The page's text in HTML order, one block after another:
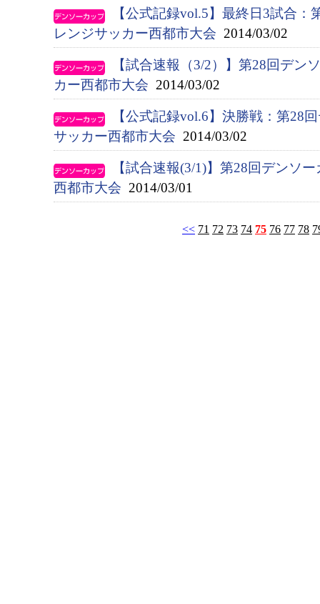
【公式記録vol.5】最終日3試合
レンジサッカー西都市大会 2014/03/02
【試合速報（3/2）】第28回デン
カー西都市大会 2014/03/02
【公式記録vol.6】決勝戦：第28
サッカー西都市大会 2014/03/02
【試合速報(3/1)】第28回デンソ
西都市大会 2014/03/01
<< 71 72 73 74 75 76 77 78